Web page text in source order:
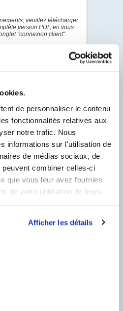
de personnaliser le contenu
fonctionnalités relatives aux
notre trafic. Nous
informations sur l'utilisation de
de médias sociaux, de
combiner celles-ci
que vous leur avez fournies
de votre utilisation de leurs
Afficher les détails
tous les PDF de ce
votre N° Compte
votre facture et
veuillez télécharger
version PDF, en vous
"connexion client".